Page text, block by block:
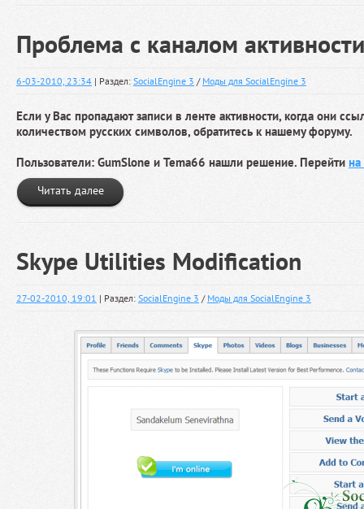
Проблема с каналом активности
6-03-2010, 23:34 | Раздел: SocialEngine 3 / Моды для SocialEngine 3
Если у Вас пропадают записи в ленте активности, когда они
количеством русских символов, обратитесь к нашему форуму.
Пользователи: GumSlone и Tema66 нашли решение. Перейти
Читать далее
Skype Utilities Modification
27-02-2010, 19:01 | Раздел: SocialEngine 3 / Моды для SocialEngine 3